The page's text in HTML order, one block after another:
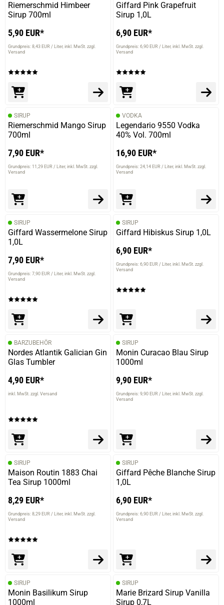
Riemerschmid Himbeer
Sirup 700ml
5,90 EUR*
Grundpreis: 8,43 EUR / Liter inkl. MwSt. zzgl.
Versand
Giffard Pink Grapefruit
Sirup 1,0L
6,90 EUR*
Grundpreis: 6,90 EUR / Liter inkl. MwSt. zzgl.
Versand
SIRUP
Riemerschmid Mango Sirup
700ml
7,90 EUR*
Grundpreis: 11,29 EUR / Liter inkl. MwSt. zzgl.
Versand
VODKA
Legendario 9550 Vodka
40% Vol. 700ml
16,90 EUR*
Grundpreis: 24,14 EUR / Liter inkl. MwSt. zzgl.
Versand
SIRUP
Giffard Wassermelone Sirup
1,0L
7,90 EUR*
Grundpreis: 7,90 EUR / Liter inkl. MwSt. zzgl.
Versand
SIRUP
Giffard Hibiskus Sirup 1,0L
6,90 EUR*
Grundpreis: 6,90 EUR / Liter inkl. MwSt. zzgl.
Versand
BARZUBEHÖR
Nordes Atlantik Galician Gin
Glas Tumbler
4,90 EUR*
inkl. MwSt. zzgl. Versand
SIRUP
Monin Curacao Blau Sirup
1000ml
9,90 EUR*
Grundpreis: 9,90 EUR / Liter inkl. MwSt. zzgl.
Versand
SIRUP
Maison Routin 1883 Chai
Tea Sirup 1000ml
8,29 EUR*
Grundpreis: 8,29 EUR / Liter inkl. MwSt. zzgl.
Versand
SIRUP
Giffard Pêche Blanche Sirup
1,0L
6,90 EUR*
Grundpreis: 6,90 EUR / Liter inkl. MwSt. zzgl.
Versand
SIRUP
Monin Basilikum Sirup
1000ml
SIRUP
Marie Brizard Sirup Vanilla
Sirup 0,7L